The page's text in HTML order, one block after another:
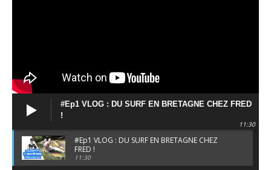
#Ep1 VLOG : DU SURF EN BRETAGNE CHEZ FRED
!
11:30
#Ep1 VLOG : DU SURF EN BRETAGNE CHEZ
FRED !
11:30